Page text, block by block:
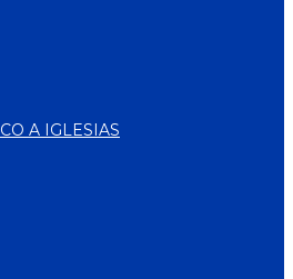
A IGLESIAS